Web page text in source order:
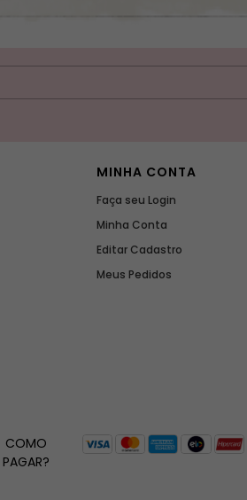
MINHA CONTA
Faça seu Login
Minha Conta
Editar Cadastro
Meus Pedidos
COMO
PAGAR?